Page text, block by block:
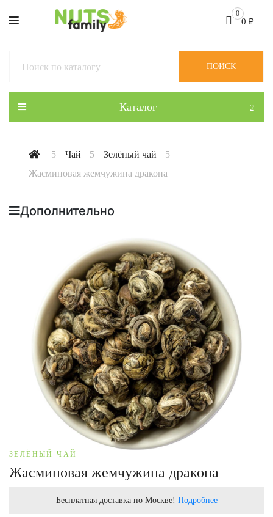
0
0 ₽
Каталог
ПОИСК
Чай
Зелёный чай
Жасминовая жемчужина дракона
Дополнительно
ЗЕЛЁНЫЙ ЧАЙ
Жасминовая жемчужина дракона
Бесплатная доставка по Москве! Подробнее